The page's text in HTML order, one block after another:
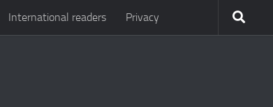
International readers Privacy